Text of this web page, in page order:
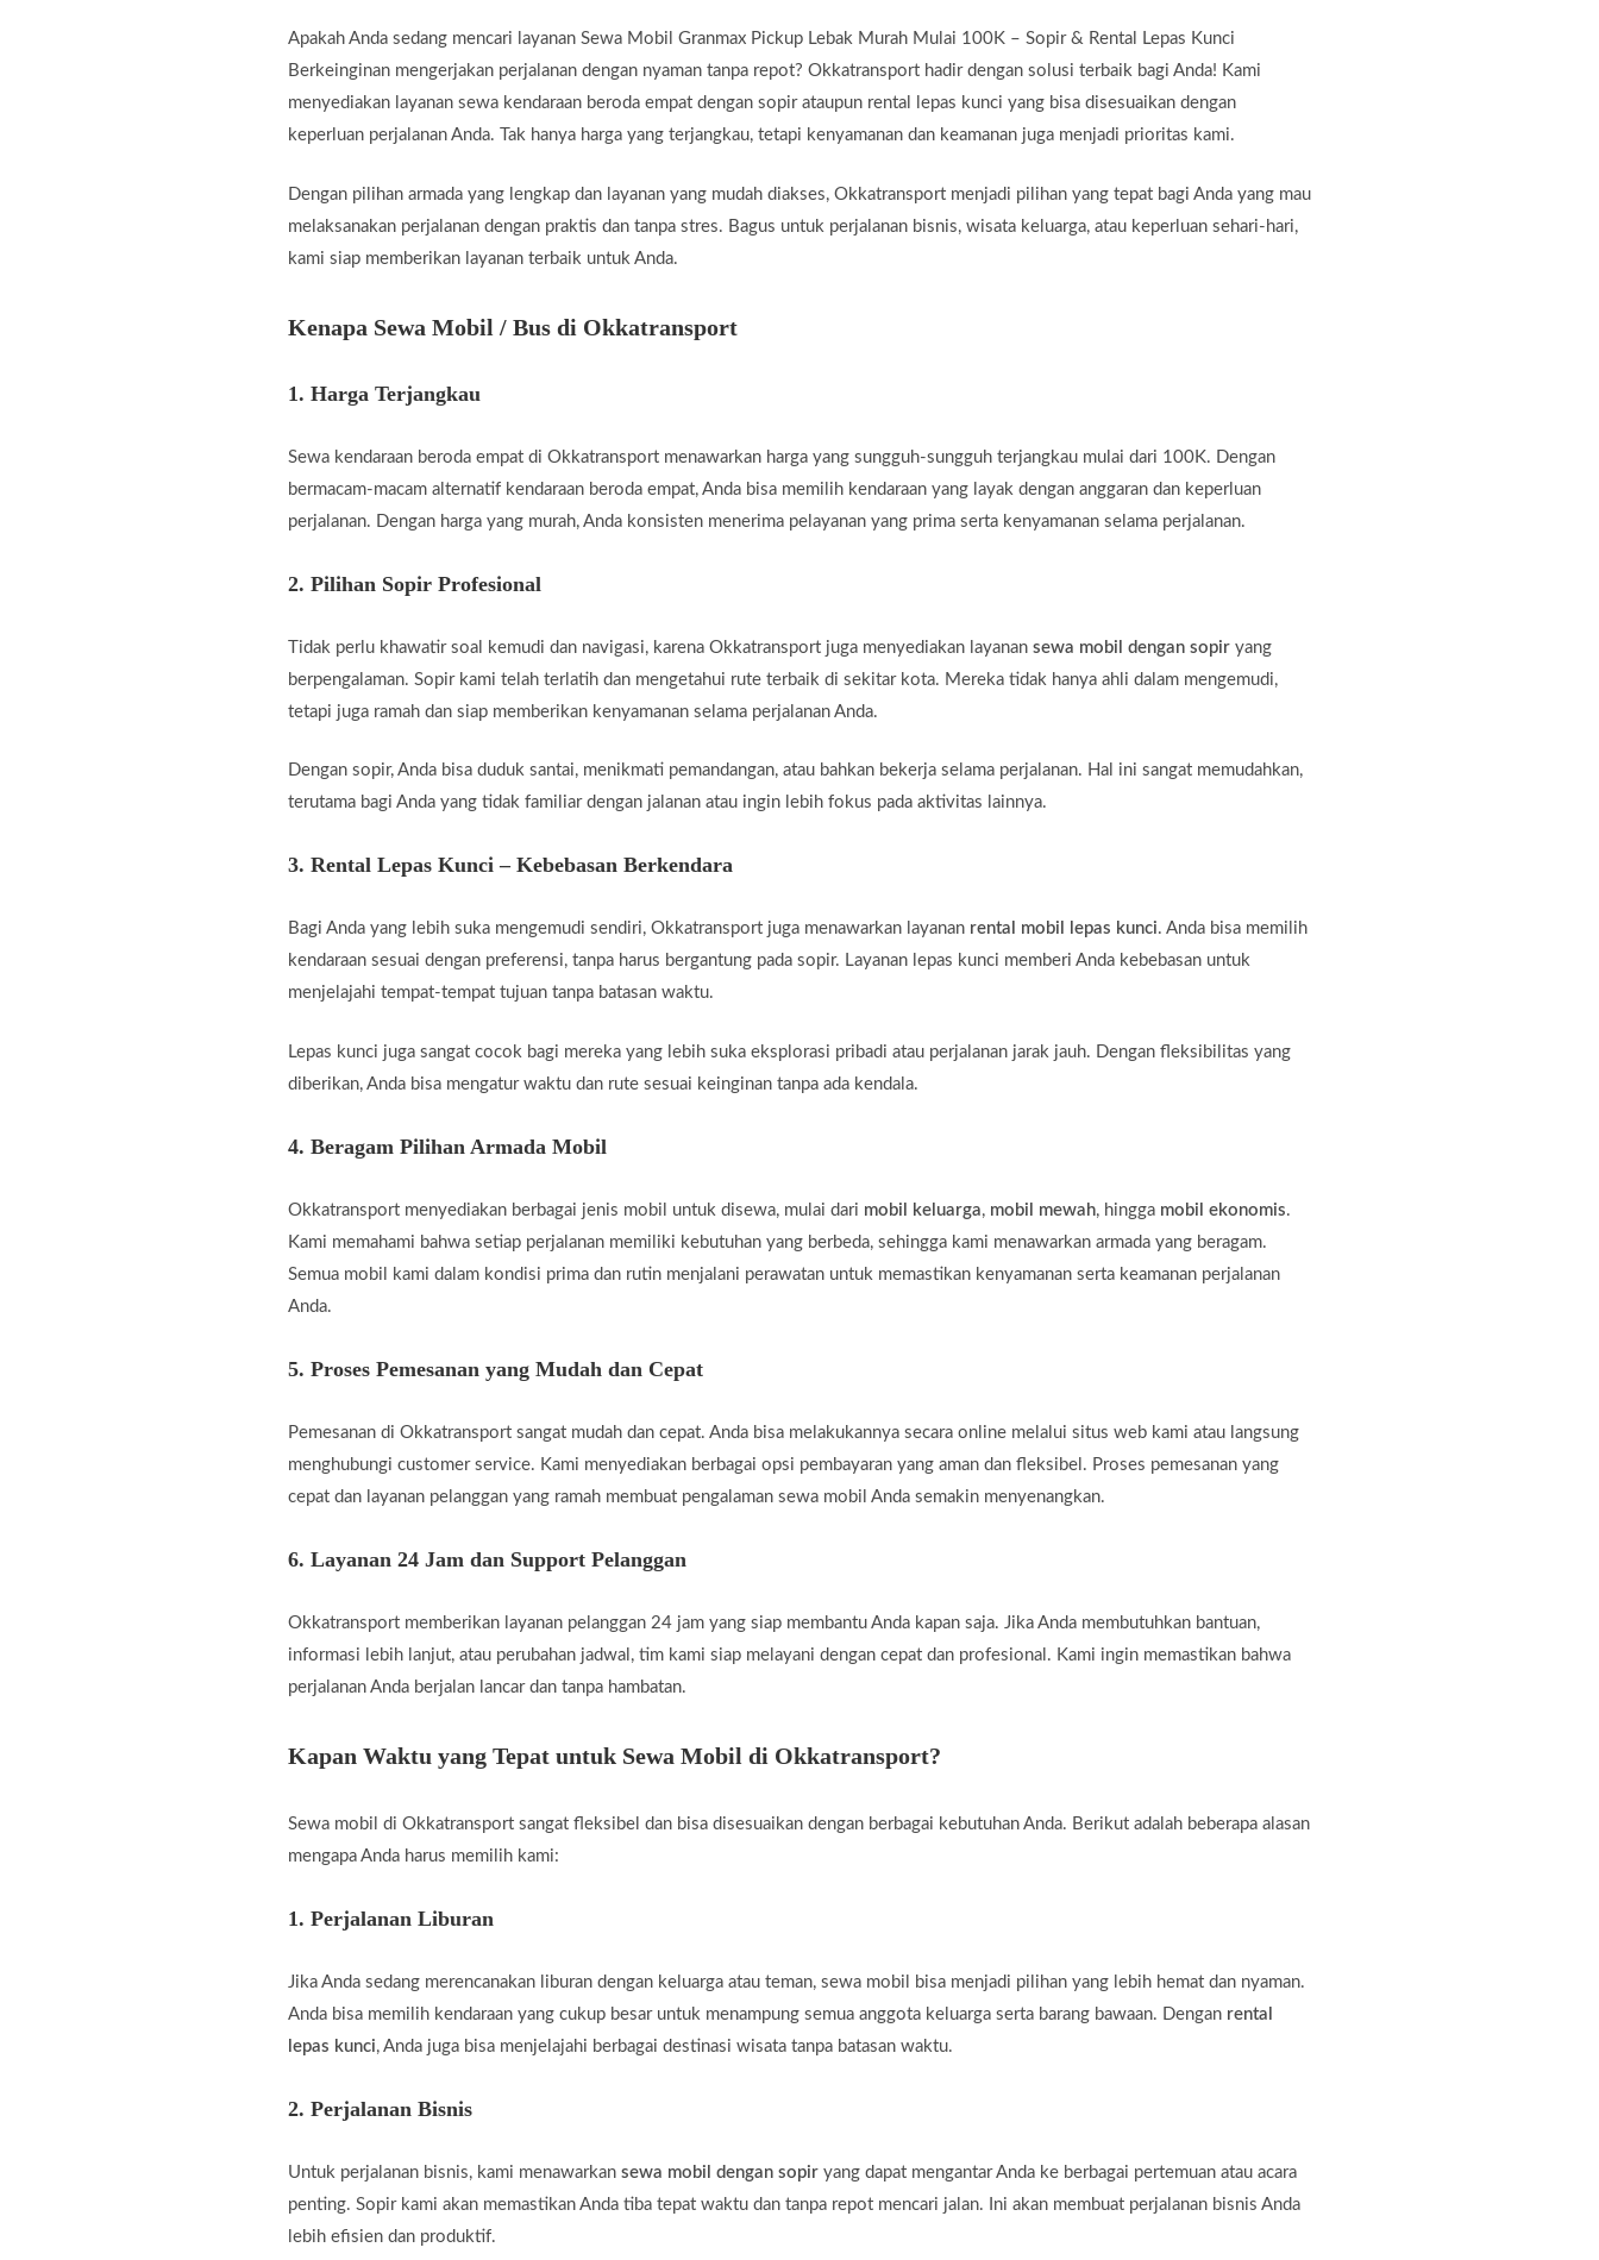
Apakah Anda sedang mencari layanan Sewa Mobil Granmax Pickup Lebak Murah Mulai 100K – Sopir & Rental Lepas Kunci
Berkeinginan mengerjakan perjalanan dengan nyaman tanpa repot? Okkatransport hadir dengan solusi terbaik bagi Anda! Kami
menyediakan layanan sewa kendaraan beroda empat dengan sopir ataupun rental lepas kunci yang bisa disesuaikan dengan
keperluan perjalanan Anda. Tak hanya harga yang terjangkau, tetapi kenyamanan dan keamanan juga menjadi prioritas kami.
Dengan pilihan armada yang lengkap dan layanan yang mudah diakses, Okkatransport menjadi pilihan yang tepat bagi Anda yang mau
melaksanakan perjalanan dengan praktis dan tanpa stres. Bagus untuk perjalanan bisnis, wisata keluarga, atau keperluan sehari-hari,
kami siap memberikan layanan terbaik untuk Anda.
Kenapa Sewa Mobil / Bus di Okkatransport
1. Harga Terjangkau
Sewa kendaraan beroda empat di Okkatransport menawarkan harga yang sungguh-sungguh terjangkau mulai dari 100K. Dengan
bermacam-macam alternatif kendaraan beroda empat, Anda bisa memilih kendaraan yang layak dengan anggaran dan keperluan
perjalanan. Dengan harga yang murah, Anda konsisten menerima pelayanan yang prima serta kenyamanan selama perjalanan.
2. Pilihan Sopir Profesional
Tidak perlu khawatir soal kemudi dan navigasi, karena Okkatransport juga menyediakan layanan sewa mobil dengan sopir yang
berpengalaman. Sopir kami telah terlatih dan mengetahui rute terbaik di sekitar kota. Mereka tidak hanya ahli dalam mengemudi,
tetapi juga ramah dan siap memberikan kenyamanan selama perjalanan Anda.
Dengan sopir, Anda bisa duduk santai, menikmati pemandangan, atau bahkan bekerja selama perjalanan. Hal ini sangat memudahkan,
terutama bagi Anda yang tidak familiar dengan jalanan atau ingin lebih fokus pada aktivitas lainnya.
3. Rental Lepas Kunci – Kebebasan Berkendara
Bagi Anda yang lebih suka mengemudi sendiri, Okkatransport juga menawarkan layanan rental mobil lepas kunci. Anda bisa memilih
kendaraan sesuai dengan preferensi, tanpa harus bergantung pada sopir. Layanan lepas kunci memberi Anda kebebasan untuk
menjelajahi tempat-tempat tujuan tanpa batasan waktu.
Lepas kunci juga sangat cocok bagi mereka yang lebih suka eksplorasi pribadi atau perjalanan jarak jauh. Dengan fleksibilitas yang
diberikan, Anda bisa mengatur waktu dan rute sesuai keinginan tanpa ada kendala.
4. Beragam Pilihan Armada Mobil
Okkatransport menyediakan berbagai jenis mobil untuk disewa, mulai dari mobil keluarga, mobil mewah, hingga mobil ekonomis.
Kami memahami bahwa setiap perjalanan memiliki kebutuhan yang berbeda, sehingga kami menawarkan armada yang beragam.
Semua mobil kami dalam kondisi prima dan rutin menjalani perawatan untuk memastikan kenyamanan serta keamanan perjalanan
Anda.
5. Proses Pemesanan yang Mudah dan Cepat
Pemesanan di Okkatransport sangat mudah dan cepat. Anda bisa melakukannya secara online melalui situs web kami atau langsung
menghubungi customer service. Kami menyediakan berbagai opsi pembayaran yang aman dan fleksibel. Proses pemesanan yang
cepat dan layanan pelanggan yang ramah membuat pengalaman sewa mobil Anda semakin menyenangkan.
6. Layanan 24 Jam dan Support Pelanggan
Okkatransport memberikan layanan pelanggan 24 jam yang siap membantu Anda kapan saja. Jika Anda membutuhkan bantuan,
informasi lebih lanjut, atau perubahan jadwal, tim kami siap melayani dengan cepat dan profesional. Kami ingin memastikan bahwa
perjalanan Anda berjalan lancar dan tanpa hambatan.
Kapan Waktu yang Tepat untuk Sewa Mobil di Okkatransport?
Sewa mobil di Okkatransport sangat fleksibel dan bisa disesuaikan dengan berbagai kebutuhan Anda. Berikut adalah beberapa alasan
mengapa Anda harus memilih kami:
1. Perjalanan Liburan
Jika Anda sedang merencanakan liburan dengan keluarga atau teman, sewa mobil bisa menjadi pilihan yang lebih hemat dan nyaman.
Anda bisa memilih kendaraan yang cukup besar untuk menampung semua anggota keluarga serta barang bawaan. Dengan rental
lepas kunci, Anda juga bisa menjelajahi berbagai destinasi wisata tanpa batasan waktu.
2. Perjalanan Bisnis
Untuk perjalanan bisnis, kami menawarkan sewa mobil dengan sopir yang dapat mengantar Anda ke berbagai pertemuan atau acara
penting. Sopir kami akan memastikan Anda tiba tepat waktu dan tanpa repot mencari jalan. Ini akan membuat perjalanan bisnis Anda
lebih efisien dan produktif.